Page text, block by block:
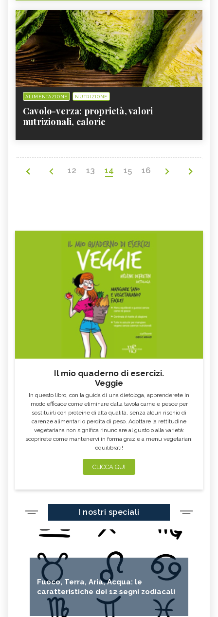
ALIMENTAZIONE NUTRIZIONE
Cavolo-verza: proprietà, valori
nutrizionali, calorie
12 13 14 15 16
Il mio quaderno di esercizi.
Veggie
In questo libro, con la guida di una dietologa, apprenderete in
modo efficace come eliminare dalla tavola carne e pesce per
sostituirli con proteine di alta qualità, senza alcun rischio di
carenze alimentari o perdita di peso. Adottare la rettitudine
vegetariana non significa rinunciare al gusto o alla varietà:
scoprirete come mantenervi in forma grazie a menu vegetariani
equilibrati!
CLICCA QUI
I nostri speciali
Fuoco, Terra, Aria, Acqua: le
caratteristiche dei 12 segni zodiacali